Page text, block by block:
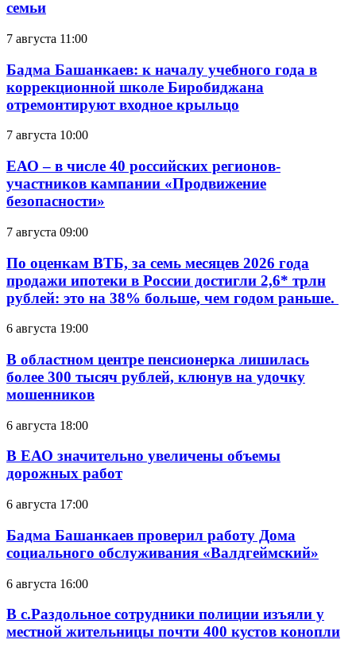
семьи
7 августа 11:00
Бадма Башанкаев: к началу учебного года в
коррекционной школе Биробиджана
отремонтируют входное крыльцо
7 августа 10:00
ЕАО – в числе 40 российских регионов-
участников кампании «Продвижение
безопасности»
7 августа 09:00
По оценкам ВТБ, за семь месяцев 2026 года
продажи ипотеки в России достигли 2,6* трлн
рублей: это на 38% больше, чем годом раньше.
6 августа 19:00
В областном центре пенсионерка лишилась
более 300 тысяч рублей, клюнув на удочку
мошенников
6 августа 18:00
В ЕАО значительно увеличены объемы
дорожных работ
6 августа 17:00
Бадма Башанкаев проверил работу Дома
социального обслуживания «Валдгеймский»
6 августа 16:00
В с.Раздольное сотрудники полиции изъяли у
местной жительницы почти 400 кустов конопли